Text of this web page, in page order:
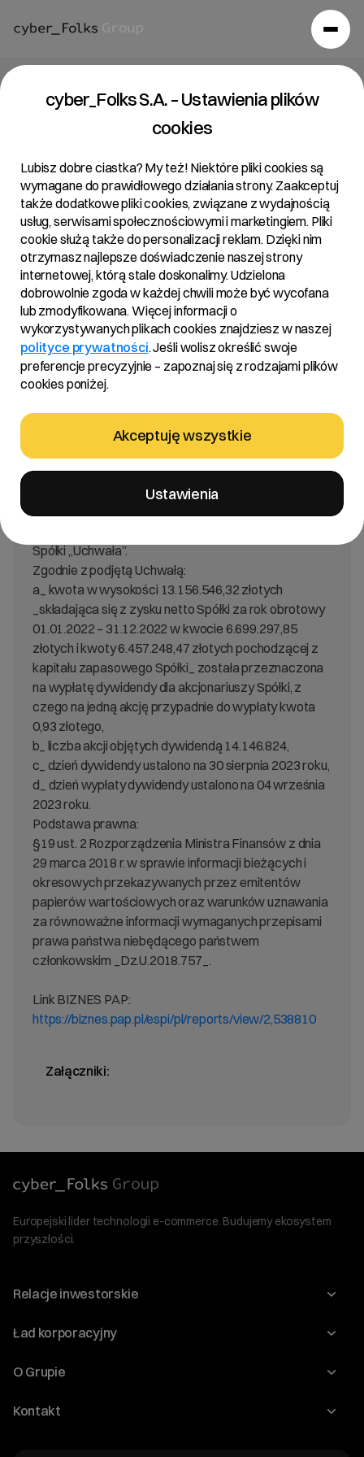
Raport bieżący 11/2023
Temat:
Wypłata dywidendy za rok obrotowy obejmujący
okres od 01.01.2022 do 31.12.2022
Podstawa prawna:
Art. 56 ust. 1 pkt 2 Ustawy o ofercie – informacje
bieżące i okresowe
Zarząd R22 spółka akcyjna „Spółka” informuje, że
czerwca 2023 roku podjęło uchwałę nr 7 w sprawie
podziału zysku za rok obrotowy 01.01.2022-
Spółki „Uchwała”.
Zgodnie z podjętą Uchwałą:
a_ kwota w wysokości 13.156.546,32 złotych
_składająca się z zysku netto Spółki za rok obrotowy
01.01.2022 – 31.12.2022 w kwocie 6.699.297,85
złotych i kwoty 6.457.248,47 złotych pochodzącej z
kapitału zapasowego Spółki_ została przeznaczona
na wypłatę dywidendy dla akcjonariuszy Spółki, z
czego na jedną akcję przypadnie do wypłaty kwota
0,93 złotego,
b_ liczba akcji objętych dywidendą 14.146.824,
c_ dzień dywidendy ustalono na 30 sierpnia 2023 roku,
d_ dzień wypłaty dywidendy ustalono na 04 września
2023 roku.
Podstawa prawna:
§19 ust. 2 Rozporządzenia Ministra Finansów z dnia
29 marca 2018 r. w sprawie informacji bieżących i
okresowych przekazywanych przez emitentów
papierów wartościowych oraz warunków uznawania
za równoważne informacji wymaganych przepisami
prawa państwa niebędącego państwem
członkowskim _Dz.U.2018.757_.
Link BIZNES PAP:
https://biznes.pap.pl/espi/pl/reports/view/2,538810
Załączniki:
Europejski lider technologii e-commerce. Budujemy ekosystem
przyszłości.
Relacje inwestorskie
Raporty
Ład korporacyjny
Walne Zgromadzenia
O Grupie
O Spółce
Kontakt
cyber_Folks S.A. – Ustawienia plików
cookies
Lubisz dobre ciastka? My też! Niektóre pliki cookies są
wymagane do prawidłowego działania strony. Zaakceptuj
także dodatkowe pliki cookies, związane z wydajnością
usług, serwisami społecznościowymi i marketingiem. Pliki
cookie służą także do personalizacji reklam. Dzięki nim
otrzymasz najlepsze doświadczenie naszej strony
internetowej, którą stale doskonalimy. Udzielona
dobrowolnie zgoda w każdej chwili może być wycofana
lub zmodyfikowana. Więcej informacji o
wykorzystywanych plikach cookies znajdziesz w naszej
polityce prywatności. Jeśli wolisz określić swoje
preferencje precyzyjnie – zapoznaj się z rodzajami plików
cookies poniżej.
Akceptuję wszystkie
Ustawienia